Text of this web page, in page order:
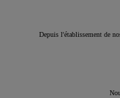
Depuis l'établissement de